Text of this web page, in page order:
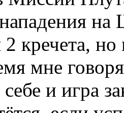
кречета,
мне
и игра